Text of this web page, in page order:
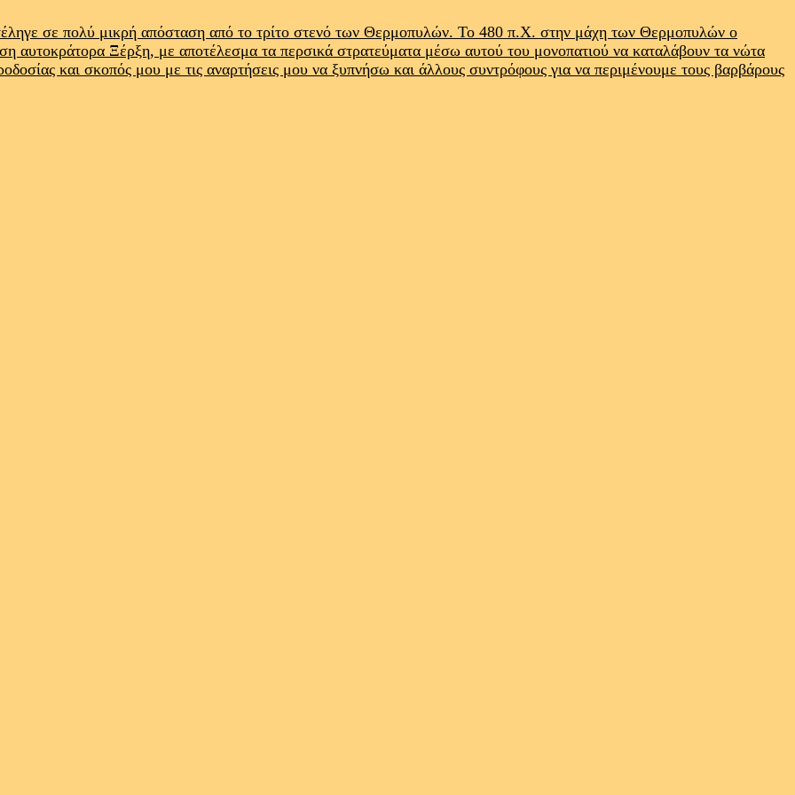
σε πολύ μικρή απόσταση από το τρίτο στενό των Θερμοπυλών. Το 480 π.Χ. στην μάχη των Θερμοπυλών ο
αυτοκράτορα Ξέρξη, με αποτέλεσμα τα περσικά στρατεύματα μέσω αυτού του μονοπατιού να καταλάβουν τα νώτα
και σκοπός μου με τις αναρτήσεις μου να ξυπνήσω και άλλους συντρόφους για να περιμένουμε τους βαρβάρους